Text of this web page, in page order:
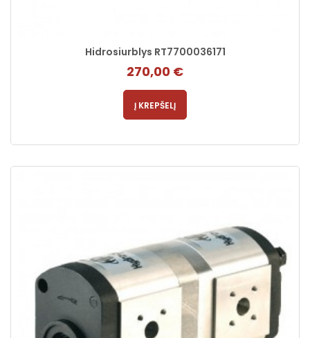
Hidrosiurblys RT7700036171
270,00 €
Į KREPŠELĮ